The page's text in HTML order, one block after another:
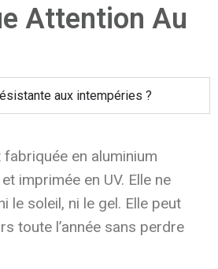
Attention Au
aux intempéries ?
fabriquée en aluminium
imprimée en UV. Elle ne
le soleil, ni le gel. Elle peut
toute l’année sans perdre